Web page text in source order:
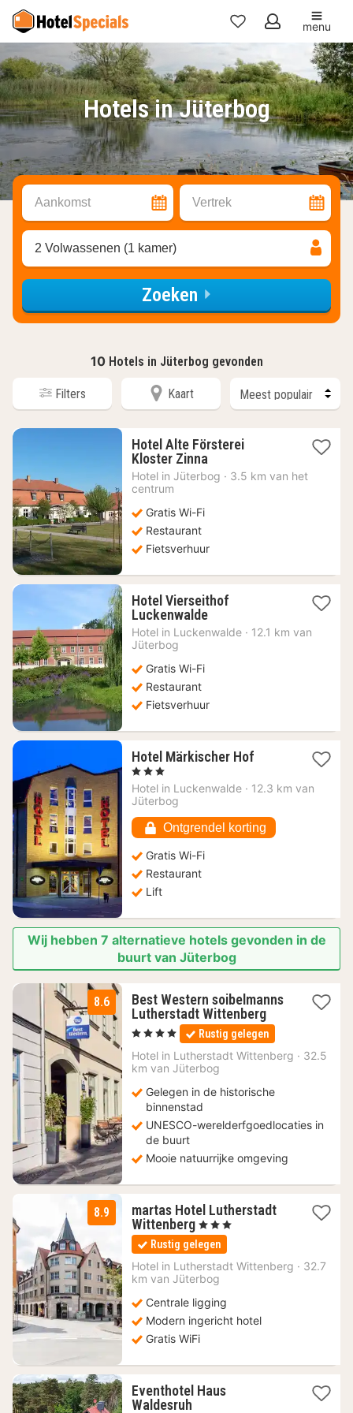
Mijn
favorieten
menu
Hotels in Jüterbog
Aankomst Vertrek
2 Volwassenen (1 kamer)
Zoeken
10 Hotels in Jüterbog gevonden
Filters Kaart
Hotel Alte Försterei
Kloster Zinna1
nacht
vanaf
Hotel in Jüterbog · 3.5 km van het
centrum
Gratis Wi-Fi
Restaurant
Fietsverhuur
Hotel Vierseithof
Luckenwalde1
nacht
Hotel in Luckenwalde · 12.1 km van
Jüterbog
Gratis Wi-Fi
Restaurant
Fietsverhuur
Hotel Märkischer Hof1
vanaf
, 3 Sterren
Hotel in Luckenwalde · 12.3 km van
Jüterbog
Ontgrendel korting
Gratis Wi-Fi
Restaurant
Lift
Wij hebben 7 alternatieve hotels gevonden in de
buurt van Jüterbog
8.6
Best Western soibelmanns
Lutherstadt Wittenberg1
nacht
vanaf
114
, 4 Sterren Rustig gelegen
Hotel in Lutherstadt Wittenberg · 32.5
km van Jüterbog
Gelegen in de historische
binnenstad
UNESCO-werelderfgoedlocaties in
de buurt
Mooie natuurrijke omgeving
8.9
martas Hotel Lutherstadt
Wittenberg 1
nacht
vanaf
122,08
€
, 3 Sterren
Rustig gelegen
Hotel in Lutherstadt Wittenberg · 32.7
km van Jüterbog
Centrale ligging
Modern ingericht hotel
Gratis WiFi
Eventhotel Haus
Waldesruh1